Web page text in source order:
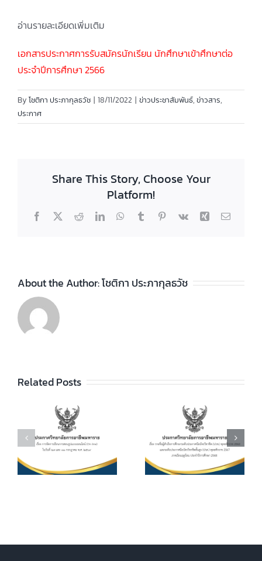
อ่านรายละเอียดเพิ่มเติม
เอกสารประกาศการรับสมัครนักเรียน นักศึกษาเข้าศึกษาต่อ
ประจำปีการศึกษา 2566
By โชติกา ประภากุลธวัช | 18/11/2022 | ข่าวประชาสัมพันธ์, ข่าวสาร,
ประกาศ
Share This Story, Choose Your
Platform!
Facebook
X RedditLinkedInWhatsApp
TumblrPinterest
Vk Xing Email
About the Author:โชติกา ประภากุลธวัช
Related Postsศึกษาระดับ
ประกาศนียบัตร
วิชาชีพ (ปวช.)
พุทธศักราช
2562 และระดับ
ประกาศนียบัตร
ฤดูร้อน ประจำปี
ประกาศวิทยา
กำหนดการ และ
อัตราการจัดเก็บ
ค่าบำรุงการ
ศึกษา ค่า
หน่วยกิตรายวิชา